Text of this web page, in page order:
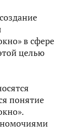
в сфере
целью
понятие